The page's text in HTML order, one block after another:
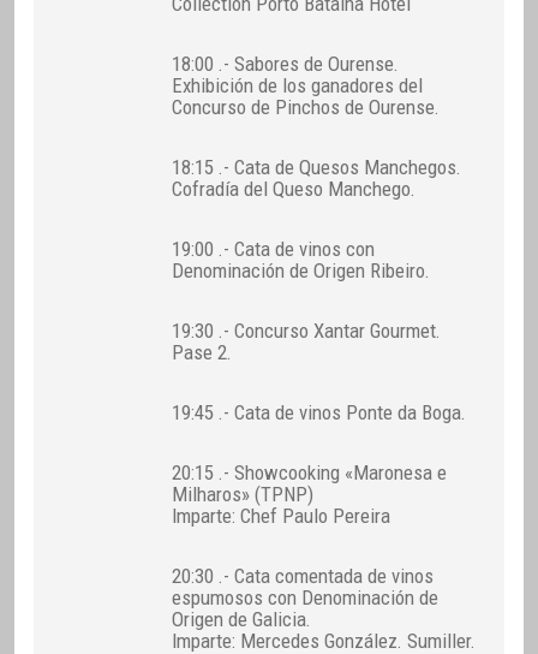
18:00 .- Sabores de Ourense.
Exhibición de los ganadores del
Concurso de Pinchos de Ourense.
18:15 .- Cata de Quesos Manchegos.
Cofradía del Queso Manchego.
19:00 .- Cata de vinos con
Denominación de Origen Ribeiro.
19:30 .- Concurso Xantar Gourmet.
Pase 2.
19:45 .- Cata de vinos Ponte da Boga.
20:15 .- Showcooking «Maronesa e
Milharos» (TPNP)
Imparte: Chef Paulo Pereira
20:30 .- Cata comentada de vinos
espumosos con Denominación de
Origen de Galicia.
Imparte: Mercedes González. Sumiller.